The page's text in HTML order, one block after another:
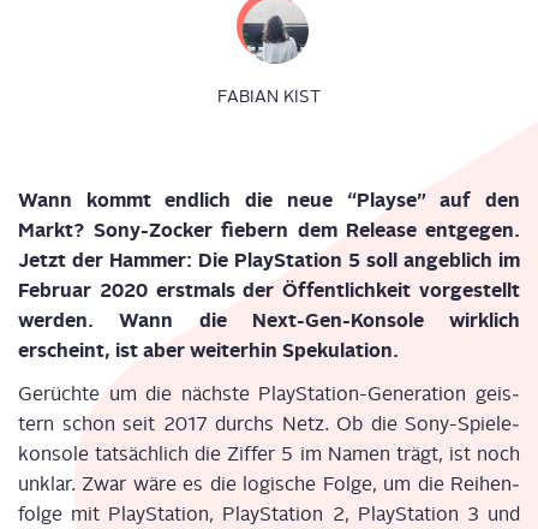
FABIAN KIST
Wann kommt end­lich die neue “Play­se” auf den
Markt? Sony-Zocker fie­bern dem Release ent­ge­gen.
Jetzt der Ham­mer: Die Play­Sta­ti­on 5 soll angeb­lich im
Febru­ar 2020 erst­mals der Öffent­lich­keit vor­ge­stellt
wer­den. Wann die Next-Gen-Kon­so­le wirk­lich
erscheint, ist aber wei­ter­hin Spekulation.
Gerüch­te um die nächs­te Play­Sta­ti­on-Gene­ra­ti­on geis­
tern schon seit 2017 durchs Netz. Ob die Sony-Spie­le­
kon­so­le tat­säch­lich die Zif­fer 5 im Namen trägt, ist noch
unklar. Zwar wäre es die logi­sche Fol­ge, um die Rei­hen­
fol­ge mit Play­Sta­ti­on, Play­Sta­ti­on 2, Play­Sta­ti­on 3 und